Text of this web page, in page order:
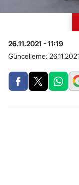
26.11.2021 - 11:19
Güncelleme: